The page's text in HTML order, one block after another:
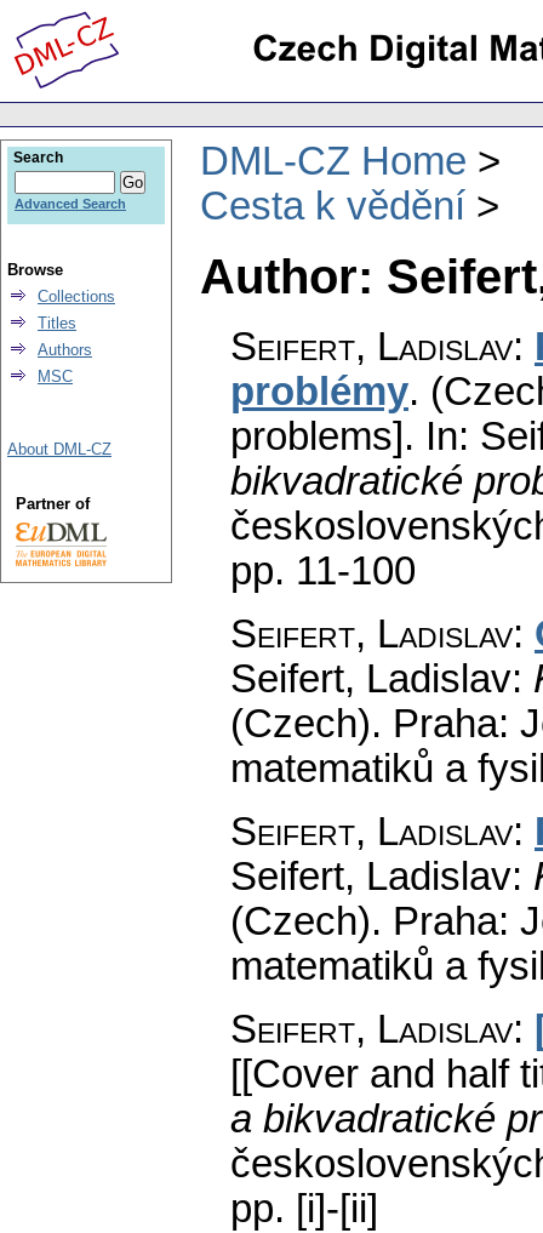
DML-CZ Home
Cesta k vědění
Author:
Seifert, Ladislav:
problémy.
problems]. In:
bikvadratické
pp. 11-100
Seifert, Ladislav:
Seifert, Ladislav:
(Czech). Praha:
matematiků a
Seifert, Ladislav:
Seifert, Ladislav:
(Czech). Praha:
matematiků a
Seifert, Ladislav:
[[Cover and half
a bikvadratické
pp. [i]-[ii]
Search
Advanced Search
Browse
Collections
Titles
Authors
MSC
About DML-CZ
Partner of